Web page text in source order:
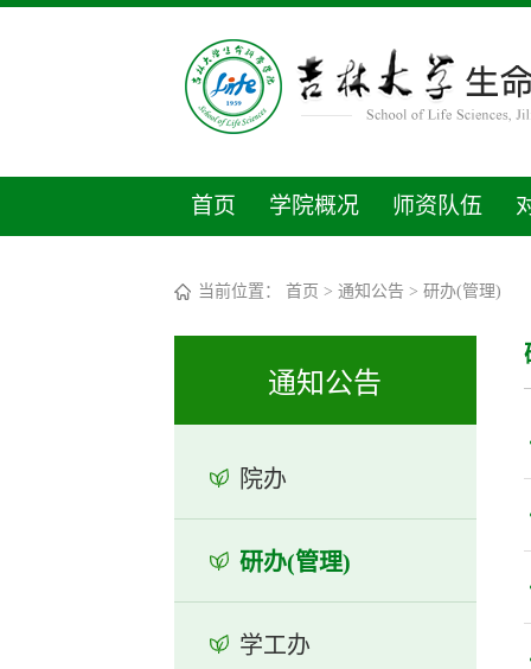
首页 学院概况 师资队伍
当前位置： 首页 > 通知公告 > 研办(管理)
通知公告
院办
研办(管理)
学工办